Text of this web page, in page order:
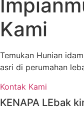
Kami
Temukan Hunian
asri di perumahan
Kontak Kami
KENAPA LEbak